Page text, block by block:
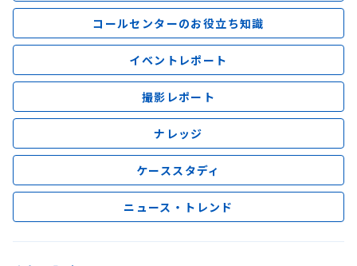
コールセンターのお役立ち知識
イベントレポート
撮影レポート
ナレッジ
ケーススタディ
ニュース・トレンド